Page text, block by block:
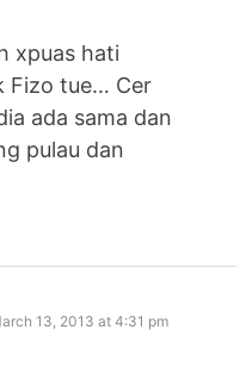
xpuas hati
Fizo tue… Cer
ada sama dan
pulau dan
13, 2013 at 4:31 pm